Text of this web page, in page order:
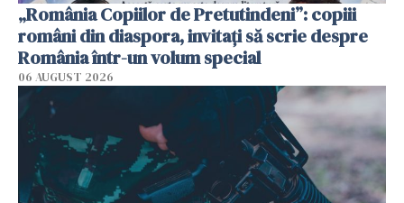
„România Copiilor de Pretutindeni”: copiii
români din diaspora, invitați să scrie despre
România într-un volum special
06 AUGUST 2026